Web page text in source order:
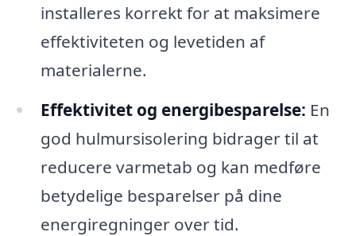
installeres korrekt for at maksimere
effektiviteten og levetiden af
materialerne.
Effektivitet og energibesparelse: En
god hulmursisolering bidrager til at
reducere varmetab og kan medføre
betydelige besparelser på dine
energiregninger over tid.